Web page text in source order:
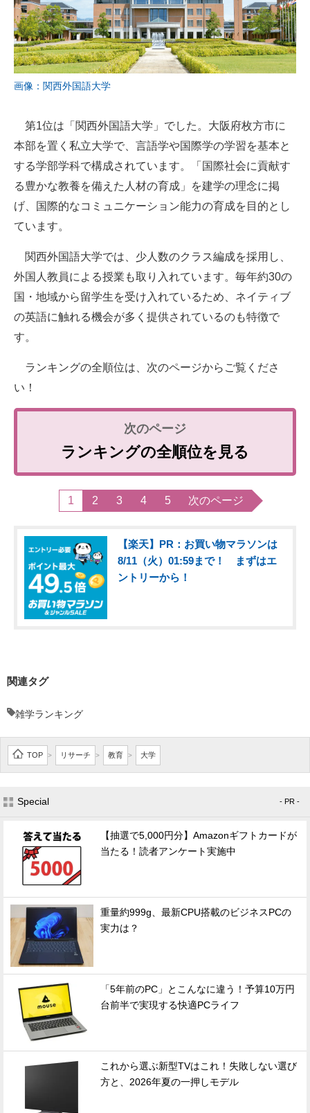
画像：関西外国語大学
第1位は「関西外国語大学」でした。大阪府枚方市に
本部を置く私立大学で、言語学や国際学の学習を基本と
する学部学科で構成されています。「国際社会に貢献す
る豊かな教養を備えた人材の育成」を建学の理念に掲
げ、国際的なコミュニケーション能力の育成を目的とし
ています。
関西外国語大学では、少人数のクラス編成を採用し、
外国人教員による授業も取り入れています。毎年約30の
国・地域から留学生を受け入れているため、ネイティブ
の英語に触れる機会が多く提供されているのも特徴で
す。
ランキングの全順位は、次のページからご覧くださ
い！
ランキングの全順位を見る
1 2 3 4 5 次のページ
【楽天】PR：お買い物マラソンは
8/11（火）01:59まで！ まずはエ
ントリーから！
関連タグ
雑学ランキング
TOP > リサーチ > 教育 > 大学
Special - PR -
【抽選で5,000円分】Amazonギフトカードが
当たる！読者アンケート実施中
重量約999g、最新CPU搭載のビジネスPCの
実力は？
「5年前のPC」とこんなに違う！予算10万円
台前半で実現する快適PCライフ
これから選ぶ新型TVはこれ！失敗しない選び
方と、2026年夏の一押しモデル